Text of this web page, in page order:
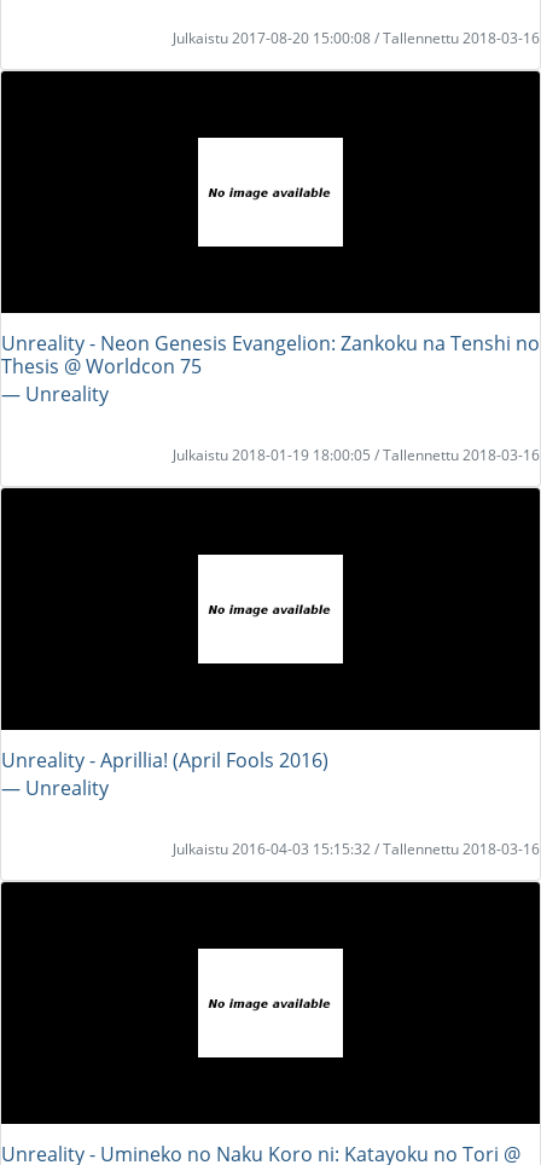
Julkaistu 2017-08-20 15:00:08 / Tallennettu 2018-03-16
Unreality - Neon Genesis Evangelion: Zankoku na Tenshi no
Thesis @ Worldcon 75
― Unreality
Julkaistu 2018-01-19 18:00:05 / Tallennettu 2018-03-16
Unreality - Aprillia! (April Fools 2016)
― Unreality
Julkaistu 2016-04-03 15:15:32 / Tallennettu 2018-03-16
Unreality - Umineko no Naku Koro ni: Katayoku no Tori @